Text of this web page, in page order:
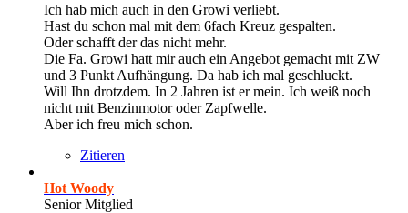
Ich hab mich auch in den Growi verliebt.
Hast du schon mal mit dem 6fach Kreuz gespalten.
Oder schafft der das nicht mehr.
Die Fa. Growi hatt mir auch ein Angebot gemacht mit ZW
und 3 Punkt Aufhängung. Da hab ich mal geschluckt.
Will Ihn drotzdem. In 2 Jahren ist er mein. Ich weiß noch
nicht mit Benzinmotor oder Zapfwelle.
Aber ich freu mich schon.
Zitieren
Hot Woody
Senior Mitglied